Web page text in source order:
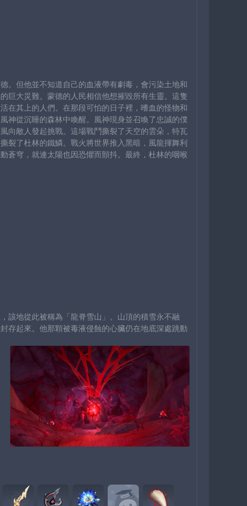
。但他並不知道自己的血液帶有劇毒，會污染土地和
巨大災難。蒙德的人民相信他想摧毀所有生靈。這隻
在其上的人們。在那段可怕的日子裡，嗜血的怪物和
神從沉睡的森林中喚醒。風神現身並召喚了忠誠的僕
向敵人發起挑戰。這場戰鬥撕裂了天空的雲朵，特瓦
裂了杜林的鐵鱗。戰火將世界推入黑暗，風龍揮舞利
蒼穹，就連太陽也因恐懼而顫抖。最終，杜林的咽喉
該地從此被稱為「龍脊雪山」。山頂的積雪永不融
存起來。他那顆被毒液侵蝕的心臟仍在地底深處跳動